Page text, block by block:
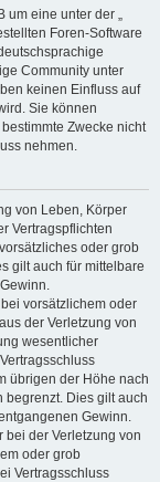
um eine unter der „
Foren-Software
Community unter
keinen Einfluss auf
Sie können
Zwecke nicht
nehmen.
von Leben, Körper
Vertragspflichten
oder grob
gilt auch für mittelbare
vorsätzlichem oder
der Verletzung von
wesentlicher
übrigen der Höhe nach
begrenzt. Dies gilt auch
Gewinn.
bei der Verletzung von
oder grob
Vertragsschluss